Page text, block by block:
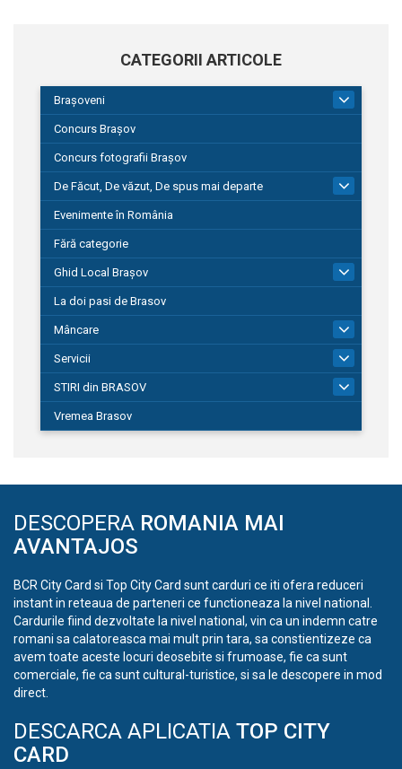
CATEGORII ARTICOLE
Brașoveni
Concurs Brașov
Concurs fotografii Brașov
De Făcut, De văzut, De spus mai departe
149
Evenimente în România
Fără categorie
Ghid Local Brașov
La doi pasi de Brasov
Mâncare
Servicii
STIRI din BRASOV
Vremea Brasov
DESCOPERA ROMANIA MAI
AVANTAJOS
BCR City Card si Top City Card sunt carduri ce iti ofera reduceri
instant in reteaua de parteneri ce functioneaza la nivel national.
Cardurile fiind dezvoltate la nivel national, vin ca un indemn catre
romani sa calatoreasca mai mult prin tara, sa constientizeze ca
avem toate aceste locuri deosebite si frumoase, fie ca sunt
comerciale, fie ca sunt cultural-turistice, si sa le descopere in mod
direct.
DESCARCA APLICATIA TOP CITY
CARD